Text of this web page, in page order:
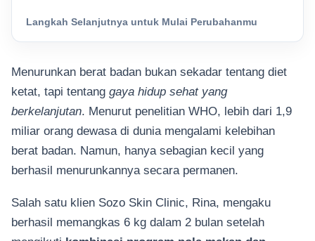
Langkah Selanjutnya untuk Mulai Perubahanmu
Menurunkan berat badan bukan sekadar tentang diet
ketat, tapi tentang gaya hidup sehat yang
berkelanjutan. Menurut penelitian WHO, lebih dari 1,9
miliar orang dewasa di dunia mengalami kelebihan
berat badan. Namun, hanya sebagian kecil yang
berhasil menurunkannya secara permanen.
Salah satu klien Sozo Skin Clinic, Rina, mengaku
berhasil memangkas 6 kg dalam 2 bulan setelah